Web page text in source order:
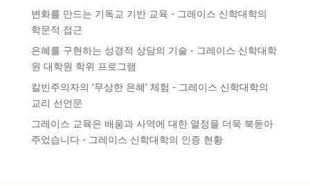
변화를 만드는 기독교 기반 교육 - 그레이스 신학대학의
학문적 접근
은혜를 구현하는 성경적 상담의 기술 - 그레이스 신학대학
원 대학원 학위 프로그램
칼빈주의자의 ‘무상한 은혜’ 체험 - 그레이스 신학대학의
교리 선언문
그레이스 교육은 배움과 사역에 대한 열정을 더욱 북돋아
주었습니다 - 그레이스 신학대학의 인증 현황